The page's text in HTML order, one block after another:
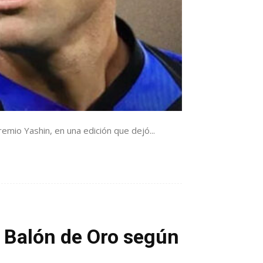
Yashin, en una edición que dejó...
de Oro según